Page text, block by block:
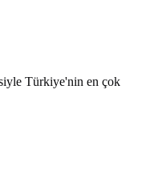
Türkiye'nin en çok